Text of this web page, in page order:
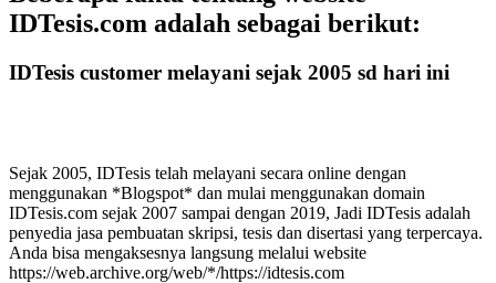
IDTesis.com adalah sebagai berikut:
IDTesis customer melayani sejak 2005 sd hari ini
Sejak 2005, IDTesis telah melayani secara online dengan
menggunakan *Blogspot* dan mulai menggunakan domain
IDTesis.com sejak 2007 sampai dengan 2019, Jadi IDTesis adalah
penyedia jasa pembuatan skripsi, tesis dan disertasi yang terpercaya.
Anda bisa mengaksesnya langsung melalui website
https://web.archive.org/web/*/https://idtesis.com